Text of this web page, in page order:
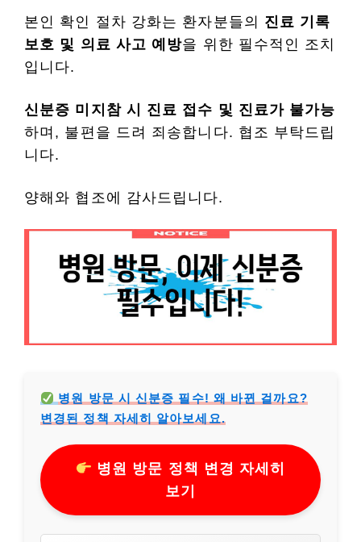
본인 확인 절차 강화는 환자분들의 진료 기록
보호 및 의료 사고 예방을 위한 필수적인 조치
입니다.
신분증 미지참 시 진료 접수 및 진료가 불가능
하며, 불편을 드려 죄송합니다. 협조 부탁드립
니다.
양해와 협조에 감사드립니다.
병원 방문 시 신분증 필수! 왜 바뀐 걸까요?
변경된 정책 자세히 알아보세요.
병원 방문 정책 변경 자세히
보기